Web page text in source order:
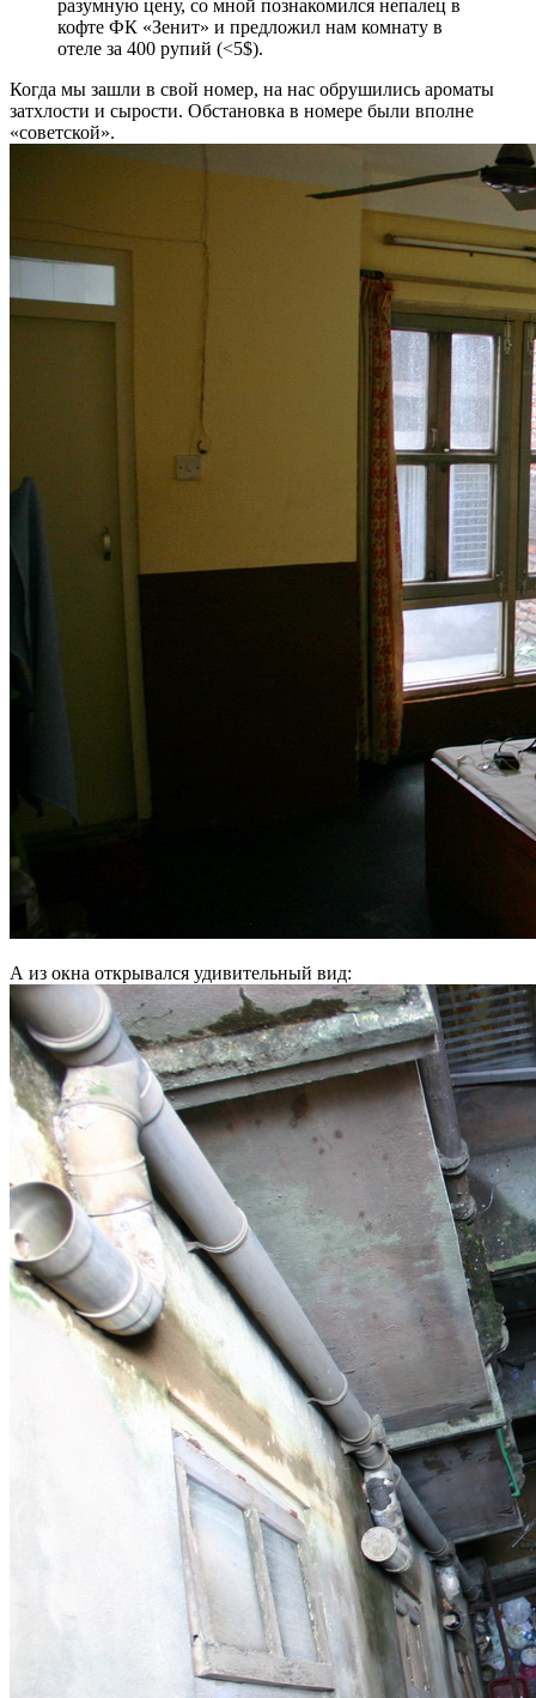
разумную цену, со мной познакомился непалец в
кофте ФК «Зенит» и предложил нам комнату в
отеле за 400 рупий (<5$).
Когда мы зашли в свой номер, на нас обрушились ароматы
затхлости и сырости. Обстановка в номере были вполне
«советской».
А из окна открывался удивительный вид: